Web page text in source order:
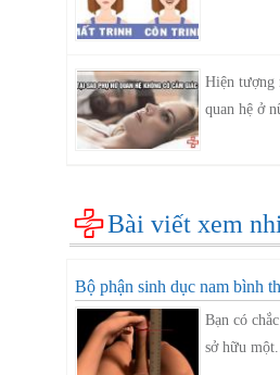
Hiện tượng
quan hệ ở
Bài viết xem
Bộ phận sinh dục nam bình
Bạn có
sở hữu